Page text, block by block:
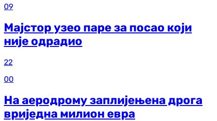
09
Мајстор узео паре за посао који
није одрадио
22
00
На аеродрому заплијењена дрога
вриједна милион евра